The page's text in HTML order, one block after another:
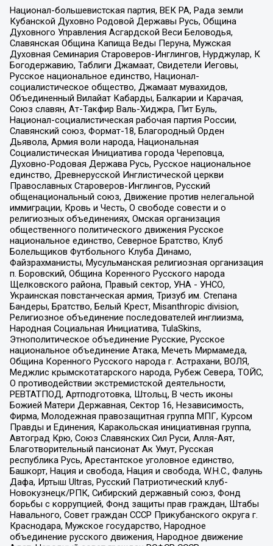
Национал-большевистская партия, ВЕК РА, Рада земли
Кубанской Духовно Родовой Державы Русь, Община
Духовного Управления Асгардской Веси Беловодья,
Славянская Община Капища Веды Перуна, Мужская
Духовная Семинария Староверов-Инглингов, Нурджулар, К
Богодержавию, Таблиги Джамаат, Свидетели Иеговы,
Русское национальное единство, Национал-
социалистическое общество, Джамаат мувахидов,
Объединенный Вилайат Кабарды, Балкарии и Карачая,
Союз славян, Ат-Такфир Валь-Хиджра, Пит Буль,
Национал-социалистическая рабочая партия России,
Славянский союз, Формат-18, Благородный Орден
Дьявола, Армия воли народа, Национальная
Социалистическая Инициатива города Череповца,
Духовно-Родовая Держава Русь, Русское национальное
единство, Древнерусской Инглистической церкви
Православных Староверов-Инглингов, Русский
общенациональный союз, Движение против нелегальной
иммиграции, Кровь и Честь, О свободе совести и о
религиозных объединениях, Омская организация
общественного политического движения Русское
национальное единство, Северное Братство, Клуб
Болельщиков Футбольного Клуба Динамо,
Файзрахманисты, Мусульманская религиозная организация
п. Боровский, Община Коренного Русского народа
Щелковского района, Правый сектор, УНА - УНСО,
Украинская повстанческая армия, Тризуб им. Степана
Бандеры, Братство, Белый Крест, Misanthropic division,
Религиозное объединение последователей инглиизма,
Народная Социальная Инициатива, TulaSkins,
Этнополитическое объединение Русские, Русское
национальное объединение Атака, Мечеть Мирмамеда,
Община Коренного Русского народа г. Астрахани, ВОЛЯ,
Меджлис крымскотатарского народа, Рубеж Севера, ТОЙС,
О противодействии экстремистской деятельности,
РЕВТАТПОД, Артподготовка, Штольц, В честь иконы
Божией Матери Державная, Сектор 16, Независимость,
Фирма, Молодежная правозащитная группа МПГ, Курсом
Правды и Единения, Каракольская инициативная группа,
Автоград Крю, Союз Славянских Сил Руси, Алля-Аят,
Благотворительный пансионат Ак Умут, Русская
республика Русь, Арестантское уголовное единство,
Башкорт, Нация и свобода, Нация и свобода, W.H.С., Фалунь
Дафа, Иртыш Ultras, Русский Патриотический клуб-
Новокузнецк/РПК, Сибирский державный союз, Фонд
борьбы с коррупцией, Фонд защиты прав граждан, Штабы
Навального, Совет граждан СССР Прикубанского округа г.
Краснодара, Мужское государство, Народное
объединение русского движения, Народное движение